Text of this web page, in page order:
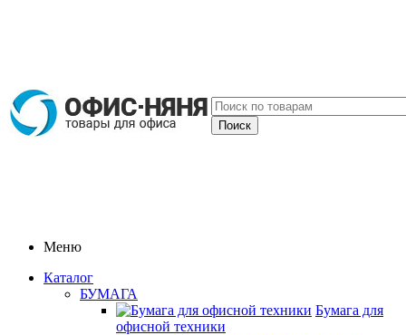
Меню
Каталог
БУМАГА
Бумага для
офисной техники